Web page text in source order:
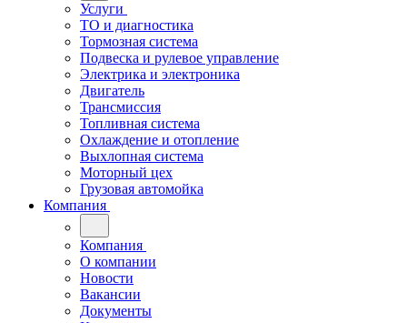
Услуги
ТО и диагностика
Тормозная система
Подвеска и рулевое управление
Электрика и электроника
Двигатель
Трансмиссия
Топливная система
Охлаждение и отопление
Выхлопная система
Моторный цех
Грузовая автомойка
Компания
Компания
О компании
Новости
Вакансии
Документы